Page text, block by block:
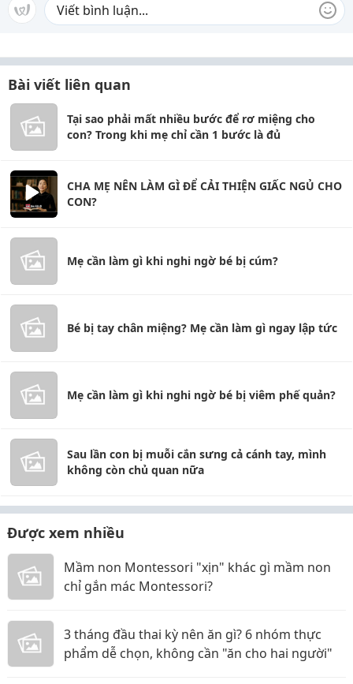
Bài viết liên quan
Tại sao phải mất nhiều bước để rơ miệng cho
con? Trong khi mẹ chỉ cần 1 bước là đủ
CHA MẸ NÊN LÀM GÌ ĐỂ CẢI THIỆN GIẤC NGỦ CHO
CON?
Mẹ cần làm gì khi nghi ngờ bé bị cúm?
Bé bị tay chân miệng? Mẹ cần làm gì ngay lập tức
Mẹ cần làm gì khi nghi ngờ bé bị viêm phế quản?
Sau lần con bị muỗi cắn sưng cả cánh tay, mình
không còn chủ quan nữa
Được xem nhiều
Mầm non Montessori "xịn" khác gì mầm non
chỉ gắn mác Montessori?
3 tháng đầu thai kỳ nên ăn gì? 6 nhóm thực
phẩm dễ chọn, không cần "ăn cho hai người"